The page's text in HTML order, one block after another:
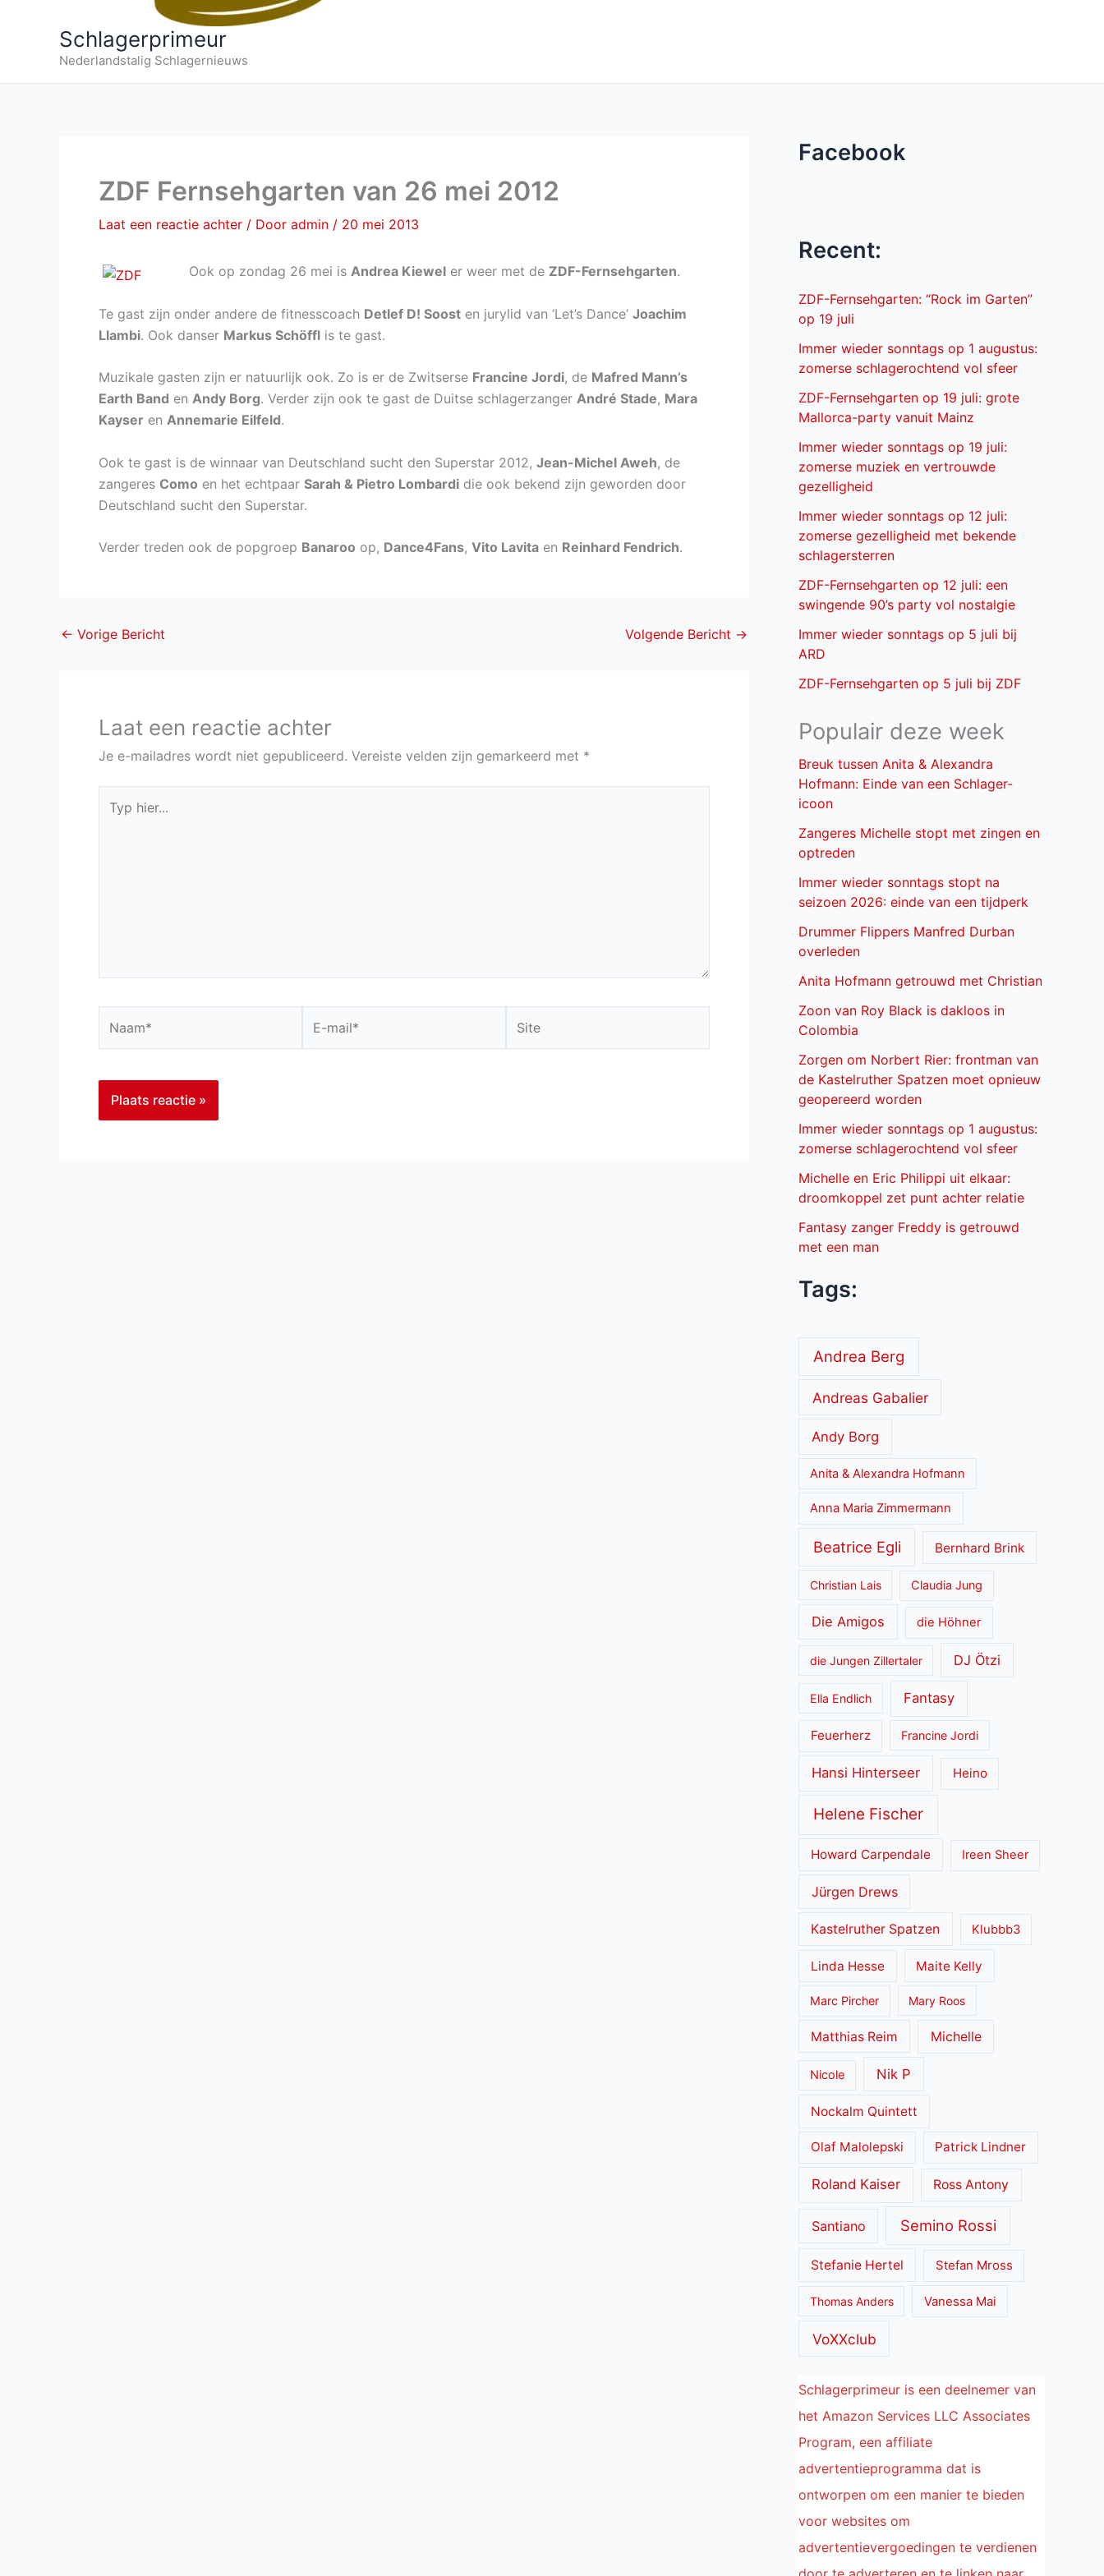
Schlagerprimeur
Nederlandstalig Schlagernieuws
ZDF Fernsehgarten van 26 mei 2012
Laat een reactie achter / Door admin / 20 mei 2013
Ook op zondag 26 mei is Andrea Kiewel er weer met de ZDF-Fernsehgarten.
Te gast zijn onder andere de fitnesscoach Detlef D! Soost en jurylid van ‘Let’s Dance’ Joachim
Llambi. Ook danser Markus Schöffl is te gast.
Muzikale gasten zijn er natuurlijk ook. Zo is er de Zwitserse Francine Jordi, de Mafred Mann’s
Earth Band en Andy Borg. Verder zijn ook te gast de Duitse schlagerzanger André Stade, Mara
Kayser en Annemarie Eilfeld.
Ook te gast is de winnaar van Deutschland sucht den Superstar 2012, Jean-Michel Aweh, de
zangeres Como en het echtpaar Sarah & Pietro Lombardi die ook bekend zijn geworden door
Deutschland sucht den Superstar.
Verder treden ook de popgroep Banaroo op, Dance4Fans, Vito Lavita en Reinhard Fendrich.
← Vorige Bericht Volgende Bericht →
Laat een reactie achter
Je e-mailadres wordt niet gepubliceerd. Vereiste velden zijn gemarkeerd met *
hier...
mail*
Facebook
Recent:
ZDF-Fernsehgarten: “Rock im Garten”
op 19 juli
Immer wieder sonntags op 1 augustus:
zomerse schlagerochtend vol sfeer
ZDF-Fernsehgarten op 19 juli: grote
Mallorca-party vanuit Mainz
Immer wieder sonntags op 19 juli:
zomerse muziek en vertrouwde
gezelligheid
Immer wieder sonntags op 12 juli:
zomerse gezelligheid met bekende
schlagersterren
ZDF-Fernsehgarten op 12 juli: een
swingende 90’s party vol nostalgie
Immer wieder sonntags op 5 juli bij
ARD
ZDF-Fernsehgarten op 5 juli bij ZDF
Populair deze week
Breuk tussen Anita & Alexandra
Hofmann: Einde van een Schlager-
icoon
Zangeres Michelle stopt met zingen en
optreden
Immer wieder sonntags stopt na
seizoen 2026: einde van een tijdperk
Drummer Flippers Manfred Durban
overleden
Anita Hofmann getrouwd met Christian
Zoon van Roy Black is dakloos in
Colombia
Zorgen om Norbert Rier: frontman van
de Kastelruther Spatzen moet opnieuw
geopereerd worden
Immer wieder sonntags op 1 augustus:
zomerse schlagerochtend vol sfeer
Michelle en Eric Philippi uit elkaar:
droomkoppel zet punt achter relatie
Fantasy zanger Freddy is getrouwd
met een man
Tags:
Andrea Berg
Andreas Gabalier
Andy Borg
Anita & Alexandra Hofmann
Anna Maria Zimmermann
Beatrice Egli Bernhard Brink
Christian Lais Claudia Jung
Die Amigos die Höhner
die Jungen Zillertaler DJ Ötzi
Ella Endlich Fantasy
Feuerherz Francine Jordi
Hansi Hinterseer Heino
Helene Fischer
Howard Carpendale Ireen Sheer
Jürgen Drews
Kastelruther Spatzen Klubbb3
Linda Hesse Maite Kelly
Marc Pircher Mary Roos
Matthias Reim Michelle
Nicole Nik P
Nockalm Quintett
Olaf Malolepski Patrick Lindner
Roland Kaiser Ross Antony
Santiano Semino Rossi
Stefanie Hertel Stefan Mross
Thomas Anders Vanessa Mai
VoXXclub
Schlagerprimeur is een deelnemer van
het Amazon Services LLC Associates
Program, een affiliate
advertentieprogramma dat is
ontworpen om een manier te bieden
voor websites om
advertentievergoedingen te verdienen